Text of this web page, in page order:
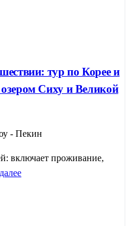
тур по Корее и
Сиху и Великой
- Пекин
включает проживание,